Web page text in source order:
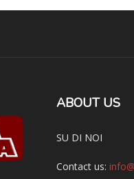
ABOUT US
SU DI NOI
Contact us: